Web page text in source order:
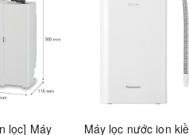
lọc] Máy
Máy lọc nước ion